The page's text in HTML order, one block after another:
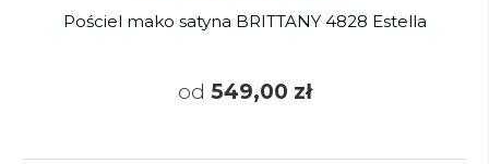
Pościel mako satyna BRITTANY 4828 Estella
od 549,00 zł